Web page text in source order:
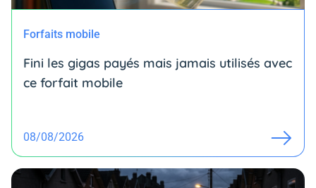
Forfaits mobile
Fini les gigas payés mais jamais utilisés avec
ce forfait mobile
08/08/2026